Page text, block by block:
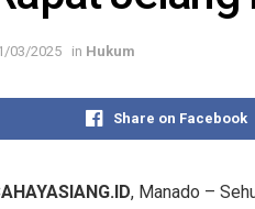
03/2025 in Hukum
Share on Facebook
, Manado –